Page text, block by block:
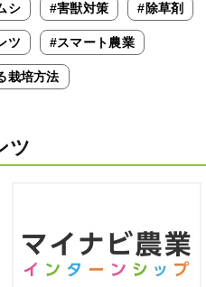
シ #害獣対策 #除草剤
ツ #スマート農業
栽培方法
ツ